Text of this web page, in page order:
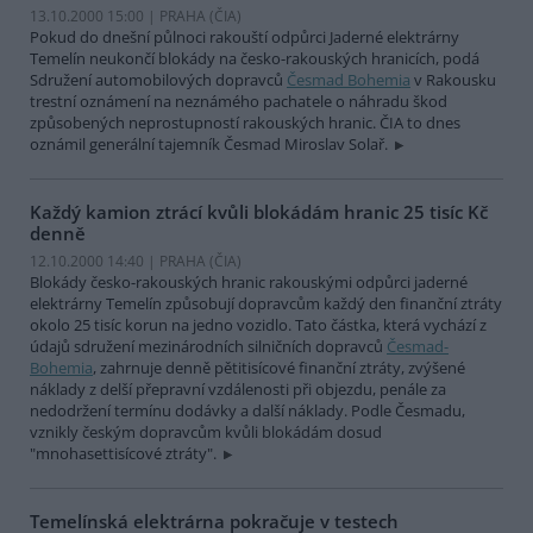
13.10.2000 15:00 | PRAHA (ČIA)
Pokud do dnešní půlnoci rakouští odpůrci Jaderné elektrárny
Temelín neukončí blokády na česko-rakouských hranicích, podá
Sdružení automobilových dopravců Česmad Bohemia v Rakousku
trestní oznámení na neznámého pachatele o náhradu škod
způsobených neprostupností rakouských hranic. ČIA to dnes
oznámil generální tajemník Česmad Miroslav Solař.
Každý kamion ztrácí kvůli blokádám hranic 25 tisíc Kč
denně
12.10.2000 14:40 | PRAHA (ČIA)
Blokády česko-rakouských hranic rakouskými odpůrci jaderné
elektrárny Temelín způsobují dopravcům každý den finanční ztráty
okolo 25 tisíc korun na jedno vozidlo. Tato částka, která vychází z
údajů sdružení mezinárodních silničních dopravců Česmad-
Bohemia, zahrnuje denně pětitisícové finanční ztráty, zvýšené
náklady z delší přepravní vzdálenosti při objezdu, penále za
nedodržení termínu dodávky a další náklady. Podle Česmadu,
vznikly českým dopravcům kvůli blokádám dosud
"mnohasettisícové ztráty".
Temelínská elektrárna pokračuje v testech